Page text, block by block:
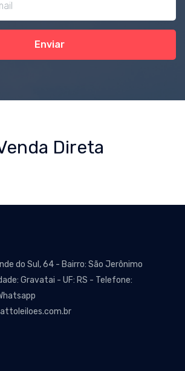
Enviar
Direta
do Sul, 64 - Bairro: São Jerônimo
Gravatai - UF: RS - Telefone: